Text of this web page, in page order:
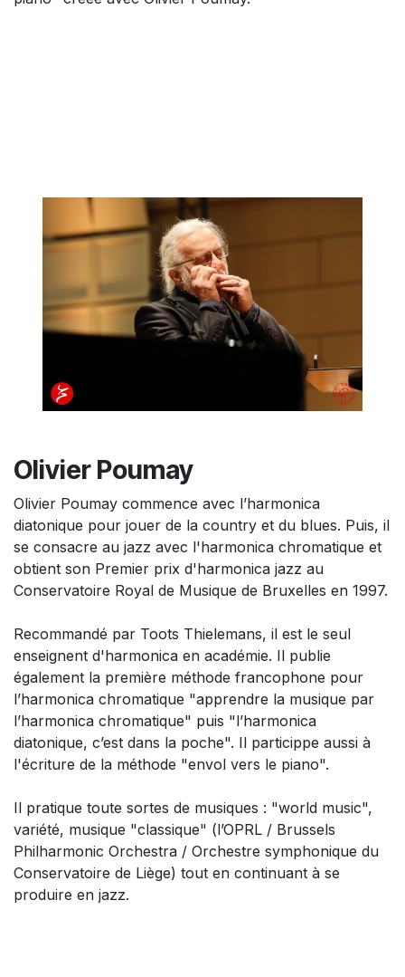
Olivier Poumay
Olivier Poumay commence avec l’harmonica
diatonique pour jouer de la country et du blues. Puis, il
se consacre au jazz avec l'harmonica chromatique et
obtient son Premier prix d'harmonica jazz au
Conservatoire Royal de Musique de Bruxelles en 1997.
Recommandé par Toots Thielemans, il est le seul
enseignent d'harmonica en académie. Il publie
également la première méthode francophone pour
l’harmonica chromatique "apprendre la musique par
l’harmonica chromatique" puis "l’harmonica
diatonique, c’est dans la poche". Il particippe aussi à
l'écriture de la méthode "envol vers le piano".
Il pratique toute sortes de musiques : "world music",
variété, musique "classique" (l’OPRL / Brussels
Philharmonic Orchestra / Orchestre symphonique du
Conservatoire de Liège) tout en continuant à se
produire en jazz.